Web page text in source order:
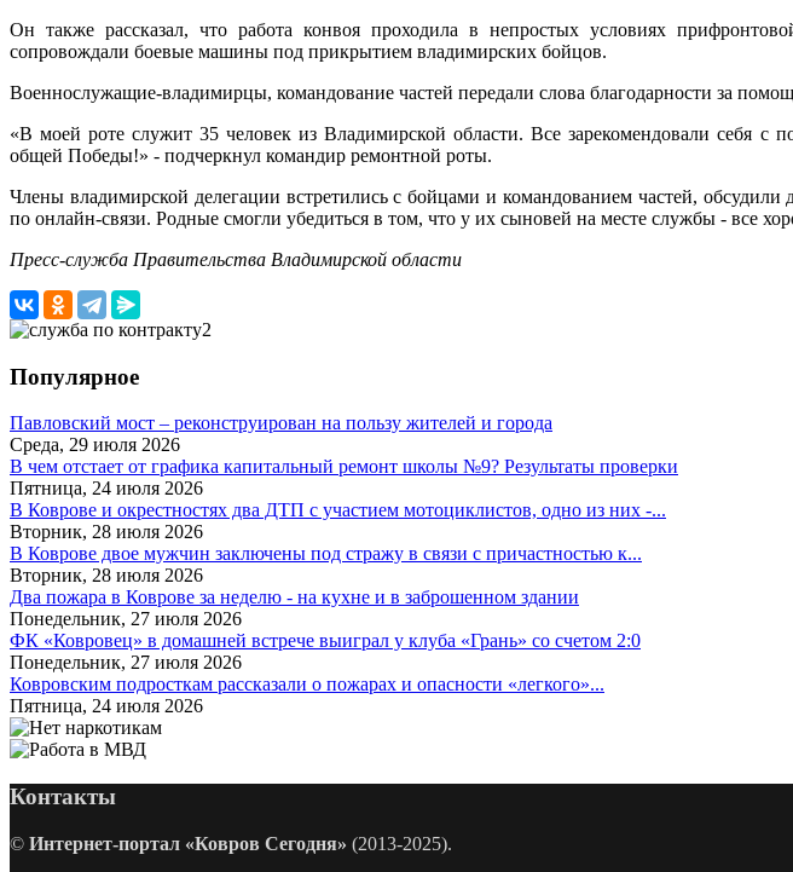
Он также рассказал, что работа конвоя проходила в непростых условиях
сопровождали боевые машины под прикрытием владимирских бойцов.
Военнослужащие-владимирцы, командование частей передали слова благодарности за
«В моей роте служит 35 человек из Владимирской области. Все зарекомендовали себя
общей Победы!» - подчеркнул командир ремонтной роты.
Члены владимирской делегации встретились с бойцами и командованием частей,
по онлайн-связи. Родные смогли убедиться в том, что у их сыновей на месте службы - все
Пресс-служба Правительства Владимирской области
Популярное
Павловский мост – реконструирован на пользу жителей и города
Среда, 29 июля 2026
В чем отстает от графика капитальный ремонт школы №9? Результаты проверки
Пятница, 24 июля 2026
В Коврове и окрестностях два ДТП с участием мотоциклистов, одно из них -...
Вторник, 28 июля 2026
В Коврове двое мужчин заключены под стражу в связи с причастностью к...
Вторник, 28 июля 2026
Два пожара в Коврове за неделю - на кухне и в заброшенном здании
Понедельник, 27 июля 2026
ФК «Ковровец» в домашней встрече выиграл у клуба «Грань» со счетом 2:0
Понедельник, 27 июля 2026
Ковровским подросткам рассказали о пожарах и опасности «легкого»...
Пятница, 24 июля 2026
Контакты
© Интернет-портал «Ковров Сегодня» (2013-2025).